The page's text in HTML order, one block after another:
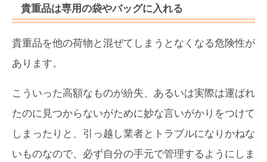
貴重品は専用の袋やバッグに入れる
貴重品を他の荷物と混ぜてしまうとなくなる危険性が
あります。
こういった高額なものが紛失、あるいは実際は運ばれ
たのに見つからないがために妙な言いがかりをつけて
しまったりと、引っ越し業者とトラブルになりかねな
いものなので、必ず自分の手元で管理するようにしま